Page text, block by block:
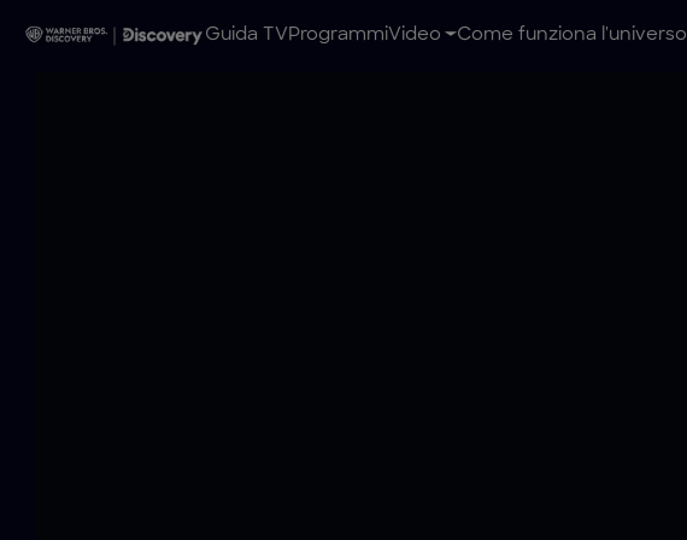
Guida TVProgrammiVideo Come funziona l'universo